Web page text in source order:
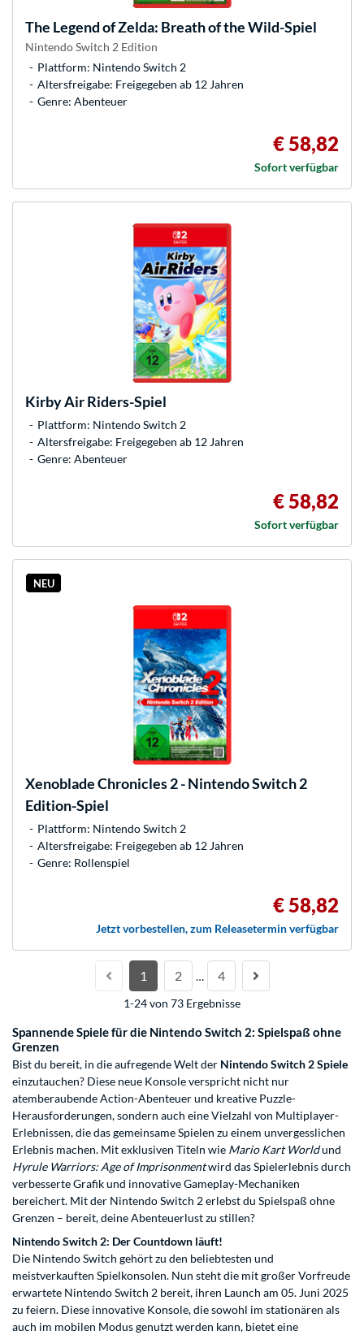
The Legend of Zelda: Breath of the Wild-Spiel
Nintendo Switch 2 Edition
Plattform: Nintendo Switch 2
Altersfreigabe: Freigegeben ab 12 Jahren
Genre: Abenteuer
€ 58,82
Sofort verfügbar
Kirby Air Riders-Spiel
Plattform: Nintendo Switch 2
Altersfreigabe: Freigegeben ab 12 Jahren
Genre: Abenteuer
€ 58,82
Sofort verfügbar
NEU
Xenoblade Chronicles 2 - Nintendo Switch 2
Edition-Spiel
Plattform: Nintendo Switch 2
Altersfreigabe: Freigegeben ab 12 Jahren
Genre: Rollenspiel
€ 58,82
Jetzt vorbestellen, zum Releasetermin verfügbar
1 2 … 4
1-24 von 73 Ergebnisse
Spannende Spiele für die Nintendo Switch 2: Spielspaß ohne
Grenzen
Bist du bereit, in die aufregende Welt der Nintendo Switch 2 Spiele
einzutauchen? Diese neue Konsoleverspricht nicht nur
atemberaubende Action-Abenteuer und kreative Puzzle-
Herausforderungen, sondern auch eine Vielzahl von Multiplayer-
Erlebnissen, die das gemeinsame Spielen zu einem unvergesslichen
Erlebnis machen. Mit exklusiven Titeln wie Mario Kart Worldund
Hyrule Warriors: Age of Imprisonmentwird das Spielerlebnis durch
verbesserte Grafik und innovative Gameplay-Mechaniken
bereichert. Mit der Nintendo Switch 2 erlebst du Spielspaß ohne
Grenzen – bereit, deine Abenteuerlust zu stillen?
Nintendo Switch 2: Der Countdown läuft!
Die Nintendo Switch gehört zu den beliebtesten und
meistverkauften Spielkonsolen. Nun steht die mit großer Vorfreude
erwartete Nintendo Switch 2 bereit, ihren Launch am 05. Juni 2025
zu feiern. Diese innovative Konsole, die sowohl im stationären als
auch im mobilen Modus genutzt werden kann, bietet eine